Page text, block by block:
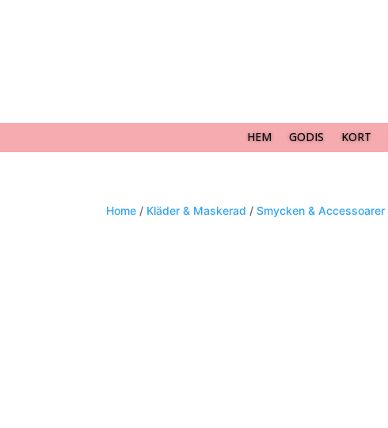
HEM GODIS KORT
Home / Kläder & Maskerad /Smycken & Accessoarer